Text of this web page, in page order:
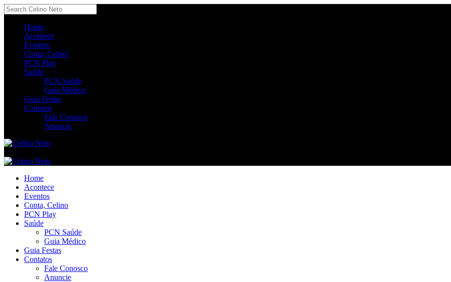
Home
Acontece
Eventos
Conta, Celino
PCN Play
Saúde
PCN Saúde
Guia Médico
Guia Festas
Contatos
Fale Conosco
Anuncie
Home
Acontece
Eventos
Conta, Celino
PCN Play
Saúde
PCN Saúde
Guia Médico
Guia Festas
Contatos
Fale Conosco
Anuncie